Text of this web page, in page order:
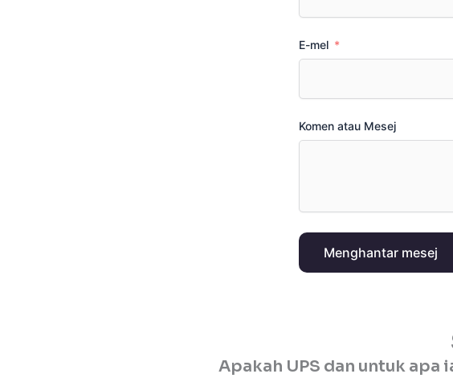
E-mel
Komen atau Mesej
Menghantar mesej
Apakah UPS dan untuk apa